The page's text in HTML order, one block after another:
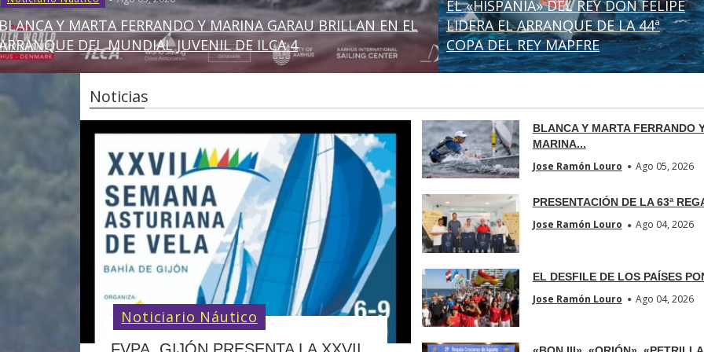
Y MARTA FERRANDO Y MARINA GARAU BRILLAN EN EL
DEL MUNDIAL JUVENIL DE ILCA 4
EL «HISPANIA» DEL REY DON FELIPE
LIDERA EL ARRANQUE DE LA 44ª
COPA DEL REY MAPFRE
Noticias
Noticiario Náutico
BLANCA Y MARTA FERRANDO
MARINA...
Jose Ramón Louro Ago 05, 2026
PRESENTACIÓN DE LA 63ª
Jose Ramón Louro Ago 04, 2026
EL DESFILE DE LOS PAÍSES
Jose Ramón Louro Ago 04, 2026